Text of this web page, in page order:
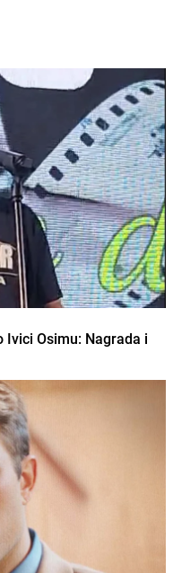
Ivici Osimu: Nagrada i